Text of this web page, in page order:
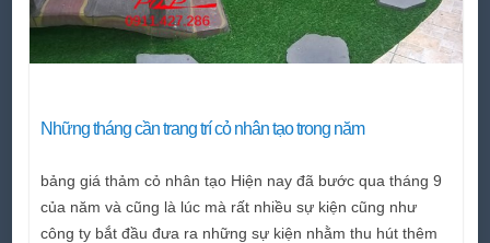
Những tháng cần trang trí cỏ nhân tạo trong năm
bảng giá thảm cỏ nhân tạo Hiện nay đã bước qua tháng 9
của năm và cũng là lúc mà rất nhiều sự kiện cũng như
công ty bắt đầu đưa ra những sự kiện nhằm thu hút thêm